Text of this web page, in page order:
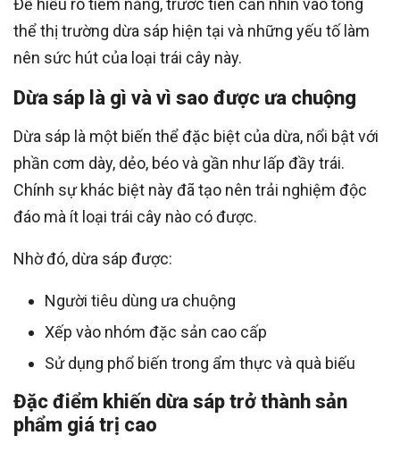
thể thị trường dừa sáp hiện tại và những yếu tố làm
nên sức hút của loại trái cây này.
Dừa sáp là gì và vì sao được ưa chuộng
Dừa sáp là một biến thể đặc biệt của dừa, nổi bật với
phần cơm dày, dẻo, béo và gần như lấp đầy trái.
Chính sự khác biệt này đã tạo nên trải nghiệm độc
đáo mà ít loại trái cây nào có được.
Nhờ đó, dừa sáp được:
Người tiêu dùng ưa chuộng
Xếp vào nhóm đặc sản cao cấp
Sử dụng phổ biến trong ẩm thực và quà biếu
Đặc điểm khiến dừa sáp trở thành sản
phẩm giá trị cao